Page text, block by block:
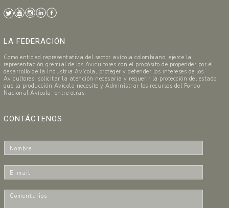
LA FEDERACIÓN
Como entidad representativa del sector avícola colombiano, ejerce la
representación gremial de los Avicultores con el propósito de propender por el
desarrollo de la Industria Avícola, proteger y defender los intereses de los
Avicultores, solicitar la atención necesaria y requerir la protección del estado
que la producción Avícola necesite y Administrar los recursos del Fondo
Nacional Avícola, entre otras.
CONTÁCTENOS
N
o
m
E
-
m
C